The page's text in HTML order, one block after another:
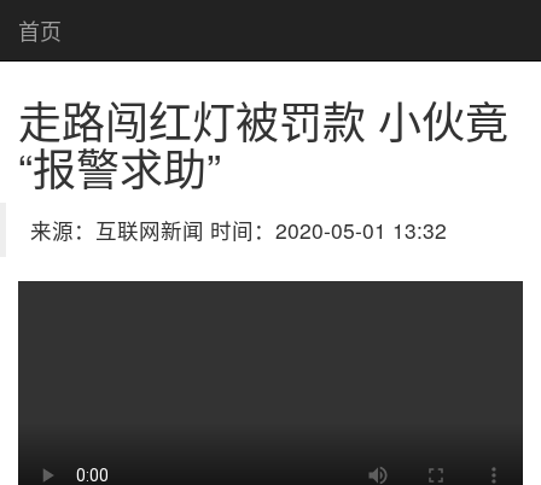
首页
走路闯红灯被罚款 小伙竟
“报警求助”
来源：互联网新闻 时间：2020-05-01 13:32